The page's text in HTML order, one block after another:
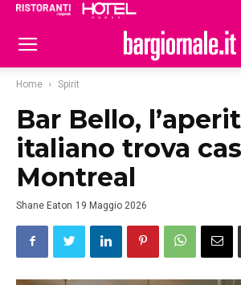
Home Spirit
Bar Bello,
italiano trova
Montreal
Shane Eaton 19 Maggio 2026